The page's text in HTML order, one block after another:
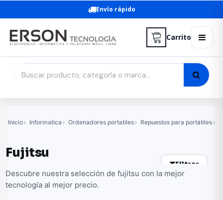
Envío rápido
Carrito
Inicio Informatica Ordenadores portatiles Repuestos para portátiles
Fujitsu
Filtrar
Descubre nuestra selección de fujitsu con la mejor
tecnología al mejor precio.